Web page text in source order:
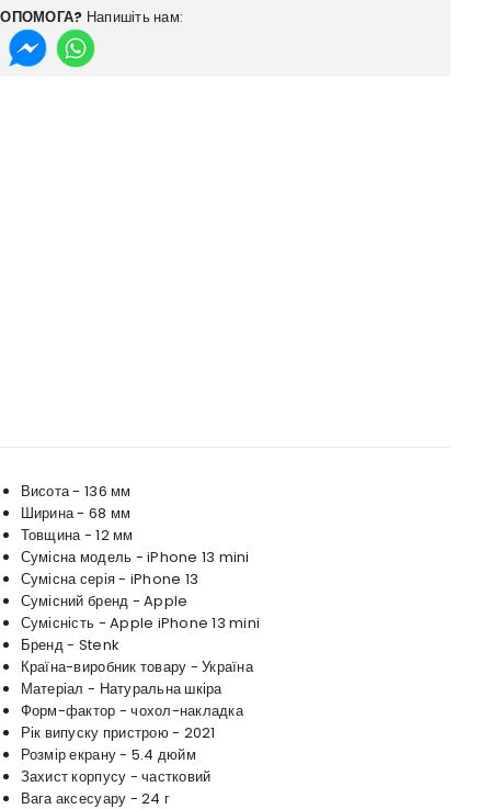
Напишіть нам:
Висота - 136 мм
Ширина - 68 мм
Товщина - 12 мм
Сумісна модель - iPhone 13 mini
Сумісна серія - iPhone 13
Сумісний бренд - Apple
Сумісність - Apple iPhone 13 mini
Бренд - Stenk
Країна-виробник товару - Україна
Матеріал - Натуральна шкіра
Форм-фактор - чохол-накладка
Рік випуску пристрою - 2021
Розмір екрану - 5.4 дюйм
Захист корпусу - частковий
Вага аксесуару - 24 г